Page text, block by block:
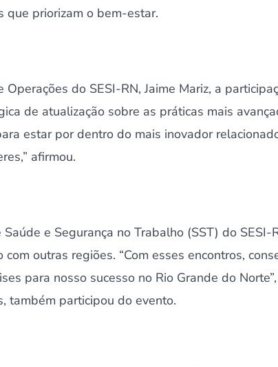
que priorizam o bem-estar.
do SESI-RN, Jaime Mariz, a
de atualização sobre as práticas mais
estar por dentro do mais inovador
afirmou.
e Segurança no Trabalho (SST) do SESI-
outras regiões. “Com esses encontros,
para nosso sucesso no Rio Grande do
também participou do evento.